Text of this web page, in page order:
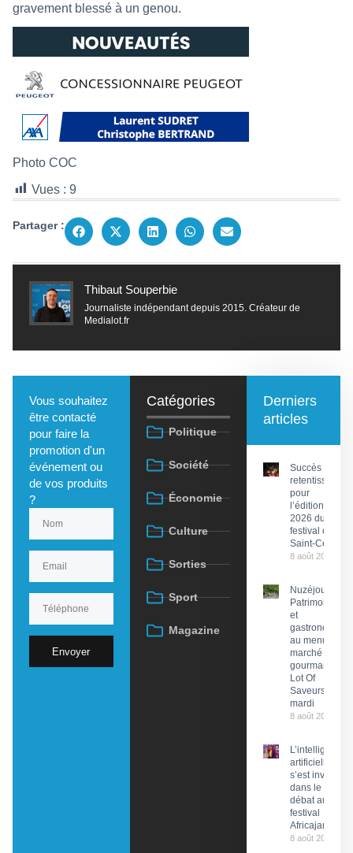
gravement blessé à un genou.
Photo COC
Vues : 9
Partager :
Thibaut Souperbie
Journaliste indépendant depuis 2015. Créateur de
Medialot.fr
Vous souhaitez
être contacté
pour faire la
promotion d'un
événement ou
de vos produits
?
Envoyer
Catégories
Politique
Société
Économie
Culture
Sorties
Sport
Magazine
Derniers
articles
Succès
retentissant
pour
l’édition
2026 du
festival de
Saint-Céré
8 août 2026
Nuzéjouls :
Patrimoine
et
gastronomie
au menu du
marché
gourmand
Lot Of
Saveurs ce
mardi
8 août 2026
L’intelligence
artificielle
s’est invitée
dans le
débat au
festival
Africajarc
8 août 2026